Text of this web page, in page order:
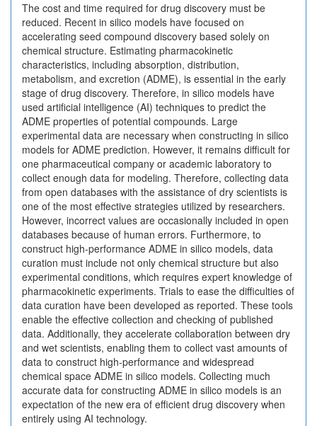
The cost and time required for drug discovery must be
reduced. Recent in silico models have focused on
accelerating seed compound discovery based solely on
chemical structure. Estimating pharmacokinetic
characteristics, including absorption, distribution,
metabolism, and excretion (ADME), is essential in the early
stage of drug discovery. Therefore, in silico models have
used artificial intelligence (AI) techniques to predict the
ADME properties of potential compounds. Large
experimental data are necessary when constructing in silico
models for ADME prediction. However, it remains difficult for
one pharmaceutical company or academic laboratory to
collect enough data for modeling. Therefore, collecting data
from open databases with the assistance of dry scientists is
one of the most effective strategies utilized by researchers.
However, incorrect values are occasionally included in open
databases because of human errors. Furthermore, to
construct high-performance ADME in silico models, data
curation must include not only chemical structure but also
experimental conditions, which requires expert knowledge of
pharmacokinetic experiments. Trials to ease the difficulties of
data curation have been developed as reported. These tools
enable the effective collection and checking of published
data. Additionally, they accelerate collaboration between dry
and wet scientists, enabling them to collect vast amounts of
data to construct high-performance and widespread
chemical space ADME in silico models. Collecting much
accurate data for constructing ADME in silico models is an
expectation of the new era of efficient drug discovery when
entirely using AI technology.